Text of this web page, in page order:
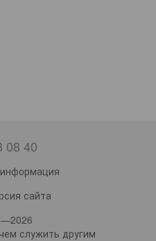
08 40
сайта
служить другим